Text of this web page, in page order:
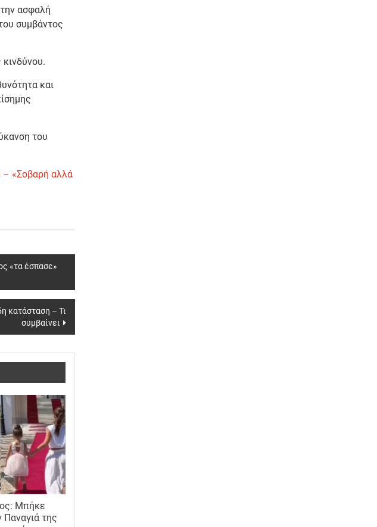
ασφαλή
συμβάντος
και
του
– «Σοβαρή αλλά
«τα έσπασε»
κατάσταση – Τι
συμβαίνει
Μπήκε
Παναγιά της